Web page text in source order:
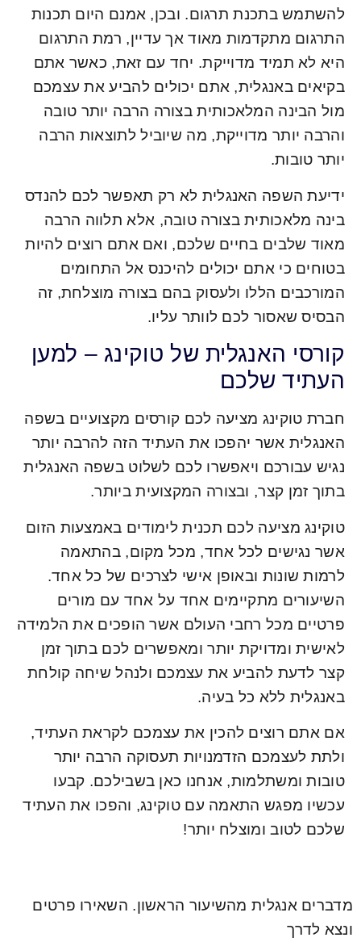
להשתמש בתכנת תרגום. ובכן, אמנם היום תכנות
התרגום מתקדמות מאוד אך עדיין, רמת התרגום
היא לא תמיד מדוייקת. יחד עם זאת, כאשר אתם
בקיאים באנגלית, אתם יכולים להביע את עצמכם
מול הבינה המלאכותית בצורה הרבה יותר טובה
והרבה יותר מדוייקת, מה שיוביל לתוצאות הרבה
יותר טובות.
ידיעת השפה האנגלית לא רק תאפשר לכם להנדס
בינה מלאכותית בצורה טובה, אלא תלווה הרבה
מאוד שלבים בחיים שלכם, ואם אתם רוצים להיות
בטוחים כי אתם יכולים להיכנס אל התחומים
המורכבים הללו ולעסוק בהם בצורה מוצלחת, זה
הבסיס שאסור לכם לוותר עליו.
קורסי האנגלית של טוקינג – למען
העתיד שלכם
חברת טוקינג מציעה לכם קורסים מקצועיים בשפה
האנגלית אשר יהפכו את העתיד הזה להרבה יותר
נגיש עבורכם ויאפשרו לכם לשלוט בשפה האנגלית
בתוך זמן קצר, ובצורה המקצועית ביותר.
טוקינג מציעה לכם תכנית לימודים באמצעות הזום
אשר נגישים לכל אחד, מכל מקום, בהתאמה
לרמות שונות ובאופן אישי לצרכים של כל אחד.
השיעורים מתקיימים אחד על אחד עם מורים
פרטיים מכל רחבי העולם אשר הופכים את הלמידה
לאישית ומדויקת יותר ומאפשרים לכם בתוך זמן
קצר לדעת להביע את עצמכם ולנהל שיחה קולחת
באנגלית ללא כל בעיה.
אם אתם רוצים להכין את עצמכם לקראת העתיד,
ולתת לעצמכם הזדמנויות תעסוקה הרבה יותר
טובות ומשתלמות, אנחנו כאן בשבילכם. קבעו
עכשיו מפגש התאמה עם טוקינג, והפכו את העתיד
שלכם לטוב ומוצלח יותר!
מדברים אנגלית מהשיעור הראשון. השאירו פרטים
ונצא לדרך